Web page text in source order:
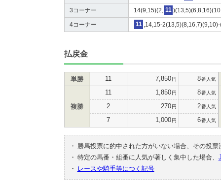
3コーナー 14(9,15)(2, 11
4コーナー 11 ,14,15-
払戻金
単勝 11 7,850円 8番人気
複勝
11 1,850円 8番人気
2 270円 2番人気
7 1,000円 6番人気
・
勝馬投票に的中された方がいない場合、その投
・ 特定の馬番・組番に人気が著しく集中した場合、
・
レースや騎手等につく記号